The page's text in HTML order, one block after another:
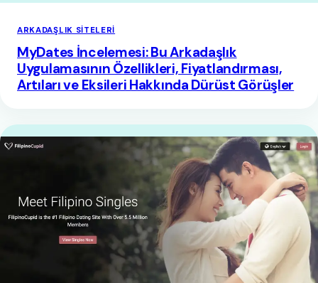
ARKADAŞLIK SITELERI
MyDates İncelemesi: Bu Arkadaşlık
Uygulamasının Özellikleri, Fiyatlandırması,
Artıları ve Eksileri Hakkında Dürüst Görüşler